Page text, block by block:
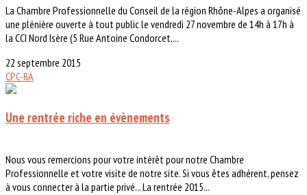
La Chambre Professionnelle du Conseil de la région Rhône-Alpes a organisé
une plénière ouverte à tout public le vendredi 27 novembre de 14h à 17h à
la CCI Nord Isère (5 Rue Antoine Condorcet,...
22 septembre 2015
CPC-RA
Une rentrée riche en évènements
Nous vous remercions pour votre intérêt pour notre Chambre
Professionnelle et votre visite de notre site. Si vous êtes adhérent, pensez
à vous connecter à la partie privé... La rentrée 2015...